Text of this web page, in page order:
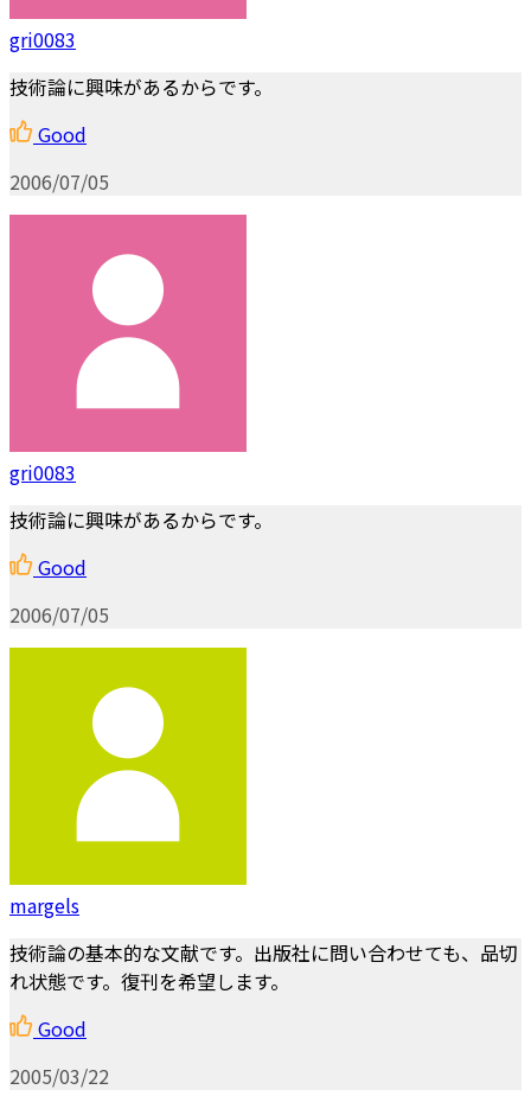
gri0083
技術論に興味があるからです。
Good
2006/07/05
gri0083
技術論に興味があるからです。
Good
2006/07/05
margels
技術論の基本的な文献です。出版社に問い合わせても、品切
れ状態です。復刊を希望します。
Good
2005/03/22